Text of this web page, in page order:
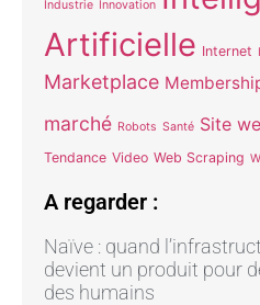
Industrie Innovation
Artificielle Internet
Marketplace
marché Robots Santé Site
Tendance Video Web Scraping
A regarder :
Naïve : quand
devient un produit pour
des humains